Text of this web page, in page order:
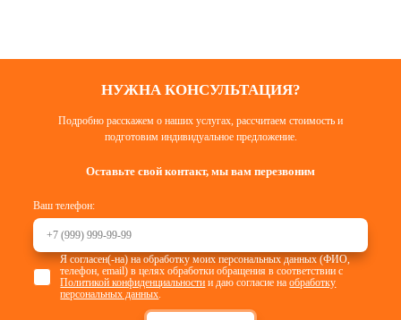
НУЖНА КОНСУЛЬТАЦИЯ?
Подробно расскажем о наших услугах, рассчитаем стоимость и
подготовим индивидуальное предложение.
Оставьте свой контакт, мы вам перезвоним
Ваш телефон:
Я согласен(-на) на обработку моих персональных данных (ФИО,
телефон, email) в целях обработки обращения в соответствии с
Политикой конфиденциальности и даю согласие наобработку
персональных данных